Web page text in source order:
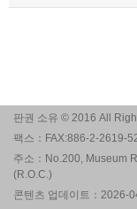
판권 소유 © 2016 All
팩스：FAX:886-2-2619-
주소：No.200, Museum
(R.O.C.)
콘텐츠 업데이트：2026-